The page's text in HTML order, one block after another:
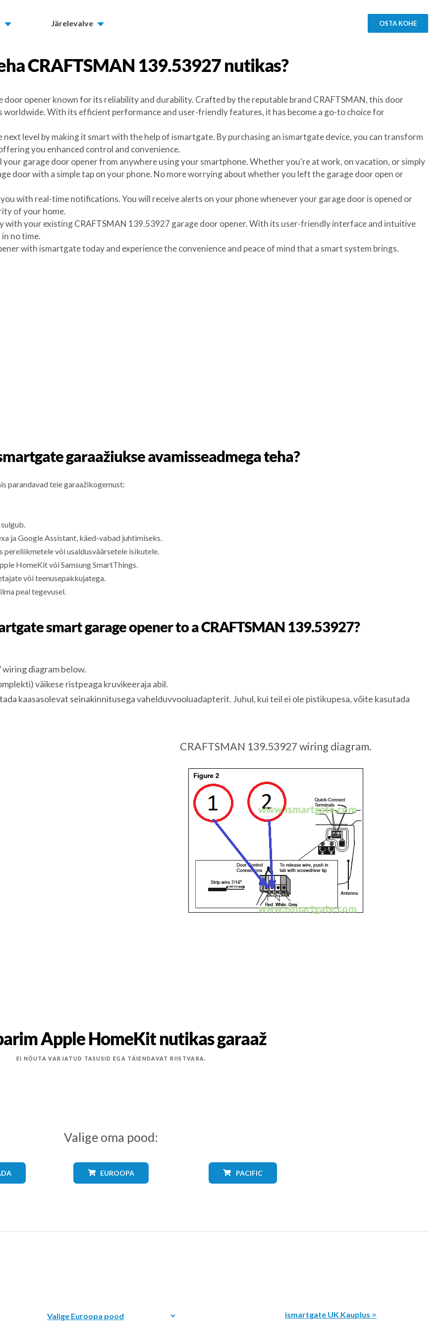
Järelevalve OSTA KOHE
CRAFTSMAN 139.53927nutikas?
door opener known for its reliability and durability. Crafted by the reputable brand CRAFTSMAN, this door
With its efficient performance and user-friendly features, it has become a go-to choice for
level by making it smart with the help of ismartgate. By purchasing an ismartgate device, you can transform
you enhanced control and convenience.
garage door opener from anywhere using your smartphone. Whether you're at work, on vacation, or simply
door with a simple tap on your phone. No more worrying about whether you left the garage door open or
with real-time notifications. You will receive alerts on your phone whenever your garage door is opened or
of your home.
with your existing CRAFTSMAN 139.53927 garage door opener. With its user-friendly interface and intuitive
no time.
with ismartgate today and experience the convenience and peace of mind that a smart system brings.
garaažiukse avamisseadmega teha?
parandavad teie garaažikogemust:
ja Google Assistant, käed-vabad juhtimiseks.
pereliikmetele või usaldusväärsetele isikutele.
HomeKit või Samsung SmartThings.
või teenusepakkujatega.
peal tegevusel.
smart garage opener to a CRAFTSMAN 139.53927?
diagram below.
väikese ristpeaga kruvikeeraja abil.
kaasasolevat seinakinnitusega vahelduvvooluadapterit. Juhul, kui teil ei ole pistikupesa, võite kasutada
CRAFTSMAN 139.53927 wiring diagram.
Apple HomeKit nutikas garaaž
EI NÕUTA VARJATUD TASUSID EGA TÄIENDAVAT RIISTVARA.
Valige oma pood:
EUROOPA PACIFIC
ismartgate UK Kauplus >